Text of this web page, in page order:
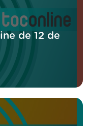
de 12 de